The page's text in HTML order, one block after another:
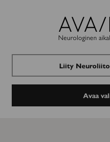
Avain-
lehti
Neurologinen
Liity
Avaa